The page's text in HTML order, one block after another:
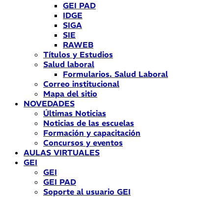
GEI PAD
IDGE
SIGA
SIE
RAWEB
Títulos y Estudios
Salud laboral
Formularios. Salud Laboral
Correo institucional
Mapa del sitio
NOVEDADES
Últimas Noticias
Noticias de las escuelas
Formación y capacitación
Concursos y eventos
AULAS VIRTUALES
GEI
GEI
GEI PAD
Soporte al usuario GEI